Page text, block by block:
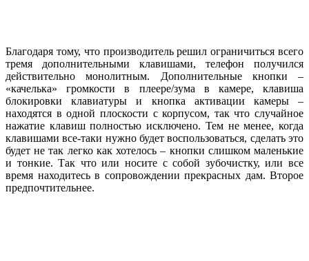
Благодаря тому, что производитель решил ограничиться всего
тремя дополнительными клавишами, телефон получился
действительно монолитным. Дополнительные кнопки –
«качелька» громкости в плеере/зума в камере, клавиша
блокировки клавиатуры и кнопка активации камеры –
находятся в одной плоскости с корпусом, так что случайное
нажатие клавиш полностью исключено. Тем не менее, когда
клавишами все-таки нужно будет воспользоваться, сделать это
будет не так легко как хотелось – кнопки слишком маленькие
и тонкие. Так что или носите с собой зубочистку, или все
время находитесь в сопровождении прекрасных дам. Второе
предпочтительнее.